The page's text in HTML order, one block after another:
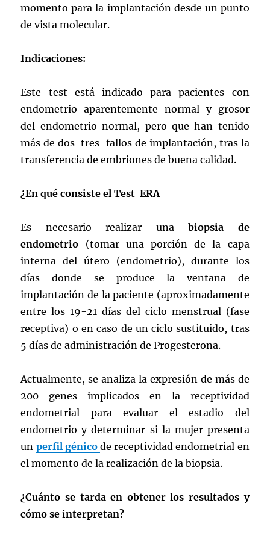
momento para la implantación desde un punto
de vista molecular.
Indicaciones:
Este test está indicado para pacientes con
endometrio aparentemente normal y grosor
del endometrio normal, pero que han tenido
más de dos-tres fallos de implantación, tras la
transferencia de embriones de buena calidad.
¿En qué consiste el Test ERA
Es necesario realizar unabiopsia de
endometrio (tomar una porción de la capa
interna del útero (endometrio), durante los
días donde se produce la ventana de
implantación de la paciente (aproximadamente
entre los 19-21 días del ciclo menstrual (fase
receptiva) o en caso de un ciclo sustituido, tras
5 días de administración de Progesterona.
Actualmente, se analiza la expresión de más de
200 genes implicados en la receptividad
endometrial para evaluar el estadio del
endometrio y determinar si la mujer presenta
un perfil génicode receptividad endometrial en
el momento de la realización de la biopsia.
¿Cuánto se tarda en obtener los resultados y
cómo se interpretan?